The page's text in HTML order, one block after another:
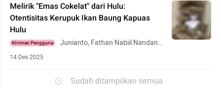
Melirik "Emas Cokelat" dari Hulu:
Otentisitas Kerupuk Ikan Baung Kapuas
Hulu
Kiriman Pengguna
Junianto, Fathan Nabiil Nandana
14 Des 2025
Sudah ditampilkan semua